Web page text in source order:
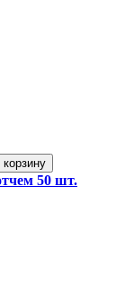
корзину
50 шт.